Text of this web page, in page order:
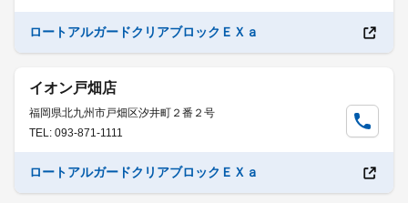
ロートアルガードクリアブロックＥＸａ
イオン戸畑店
福岡県北九州市戸畑区汐井町２番２号
TEL: 093-871-1111
ロートアルガードクリアブロックＥＸａ